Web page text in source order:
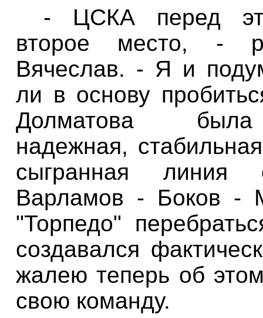
- ЦСКА перед
второе место, -
Вячеслав. - Я и
ли в основу
Долматова
надежная,
сыгранная
Варламов - Боков -
"Торпедо"
создавался
жалею теперь об
свою команду.